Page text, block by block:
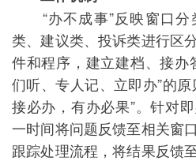
“办不成事”反映窗口分
类、建议类、投诉类进行区
件和程序，建立建档、接办
们听、专人记、立即办”的
接必办，有办必果”。针对
一时间将问题反馈至相关窗
跟踪处理流程，将结果反馈